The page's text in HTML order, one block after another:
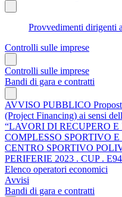
Provvedimenti dirigenti
Controlli sulle imprese
Controlli sulle imprese
Bandi di gara e contratti
AVVISO PUBBLICO
(Project Financing) ai sensi
“LAVORI DI RECUPERO
COMPLESSO SPORTIVO
CENTRO SPORTIVO
PERIFERIE 2023 . CUP .
Elenco operatori economici
Avvisi
Bandi di gara e contratti